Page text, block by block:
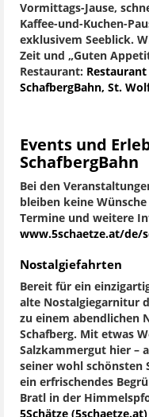
Vormittags-Jause,
Kaffee-und-Kuchen-
exklusivem Seeblick.
Zeit und „Guten
Restaurant:
SchafbergBahn, St.
Events und
SchafbergBahn
Bei den
bleiben keine
Termine und weitere
www.5schaetze.at/de/
Nostalgiefahrten
Bereit für ein
alte Nostalgiegarnitur
zu einem abendlichen
Schafberg. Mit etwas
Salzkammergut hier –
seiner wohl schönsten
ein erfrischendes
Bratl in der
5Schätze (5schaetze.at)